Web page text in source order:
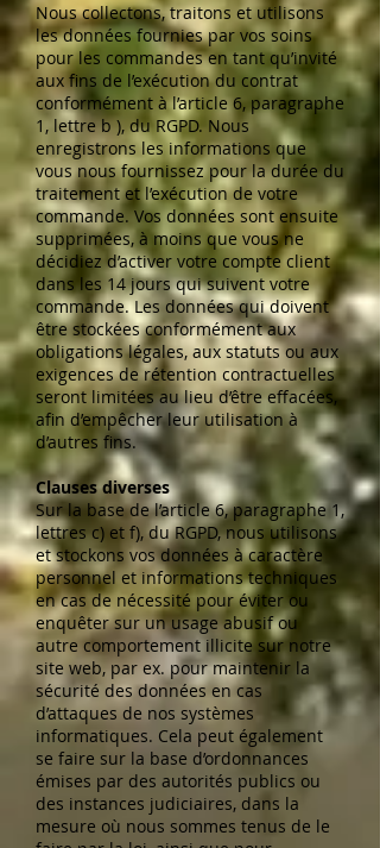
Nous collectons, traitons et utilisons
les données fournies par vos soins
pour les commandes en tant qu’invité
aux fins de l’exécution du contrat
conformément à l’article 6, paragraphe
1, lettre b ), du RGPD. Nous
enregistrons les informations que
vous nous fournissez pour la durée du
traitement et l’exécution de votre
commande. Vos données sont ensuite
supprimées, à moins que vous ne
décidiez d’activer votre compte client
dans les 14 jours qui suivent votre
commande. Les données qui doivent
être stockées conformément aux
obligations légales, aux statuts ou aux
exigences de rétention contractuelles
seront limitées au lieu d’être effacées,
afin d’empêcher leur utilisation à
d’autres fins.
Clauses diverses
Sur la base de l’article 6, paragraphe 1,
lettres c) et f), du RGPD, nous utilisons
et stockons vos données à caractère
personnel et informations techniques
en cas de nécessité pour éviter ou
enquêter sur un usage abusif ou
autre comportement illicite sur notre
site web, par ex. pour maintenir la
sécurité des données en cas
d’attaques de nos systèmes
informatiques. Cela peut également
se faire sur la base d’ordonnances
émises par des autorités publics ou
des instances judiciaires, dans la
mesure où nous sommes tenus de le